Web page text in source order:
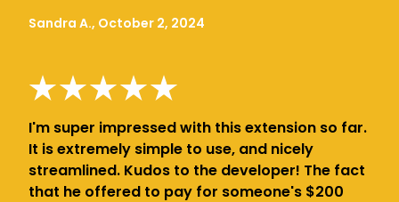
Sandra A., October 2, 2024
I'm super impressed with this extension so far.
It is extremely simple to use, and nicely
streamlined. Kudos to the developer! The fact
that he offered to pay for someone's $200